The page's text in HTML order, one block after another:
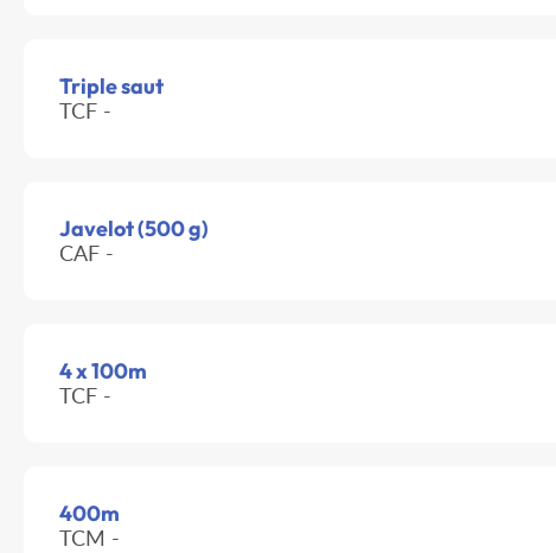
Triple saut
TCF -
Javelot (500 g)
CAF -
4 x 100m
TCF -
400m
TCM -